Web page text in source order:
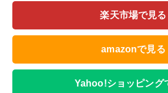
楽天市場で見る
amazonで見る
Yahoo!ショッピング